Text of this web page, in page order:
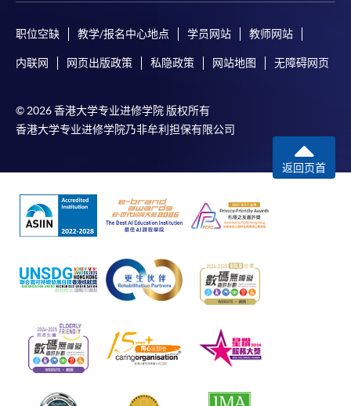
职位空缺 教学/报名中心地点 学员网站 教师网站
内联网 网页出版政策 私隐政策 网站地图 无障碍网页
© 2026 香港大学专业进修学院 版权所有
香港大学专业进修学院乃非牟利担保有限公司
返回页首